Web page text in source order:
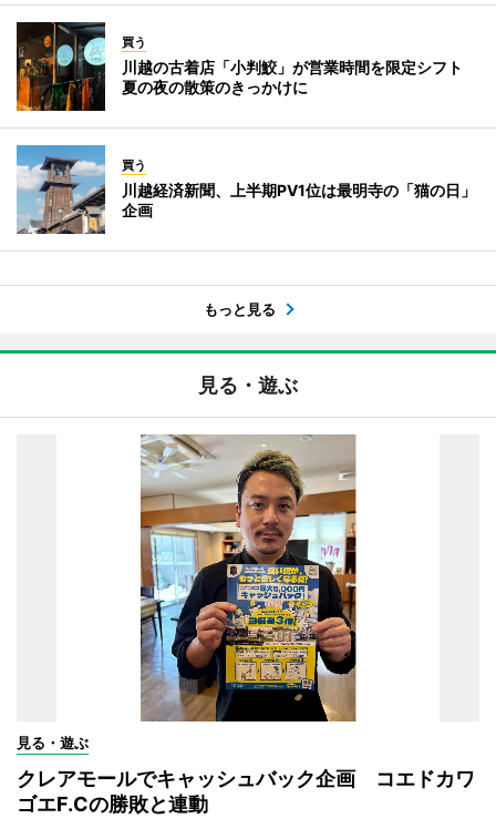
買う
川越の古着店「小判鮫」が営業時間を限定シフト
夏の夜の散策のきっかけに
買う
川越経済新聞、上半期PV1位は最明寺の「猫の日」
企画
もっと見る
見る・遊ぶ
見る・遊ぶ
クレアモールでキャッシュバック企画 コエドカワ
ゴエF.Cの勝敗と連動